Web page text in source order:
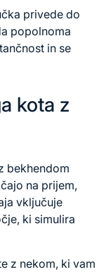
privede do
popolnoma
in se
kota z
bekhendom
na prijem,
vključuje
ki simulira
z nekom, ki vam